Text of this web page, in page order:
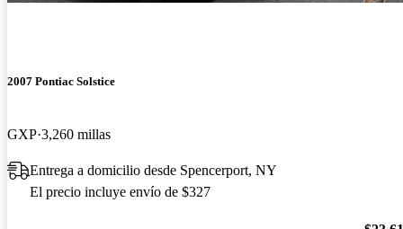
2007 Pontiac Solstice
GXP 3,260 millas
Entrega a domicilio desde Spencerport, NY
El precio incluye envío de $327